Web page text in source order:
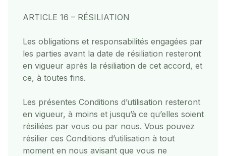
ARTICLE 16 – RÉSILIATION
Les obligations et responsabilités engagées par
les parties avant la date de résiliation resteront
en vigueur après la résiliation de cet accord, et
ce, à toutes fins.
Les présentes Conditions d’utilisation resteront
en vigueur, à moins et jusqu’à ce qu’elles soient
résiliées par vous ou par nous. Vous pouvez
résilier ces Conditions d’utilisation à tout
moment en nous avisant que vous ne